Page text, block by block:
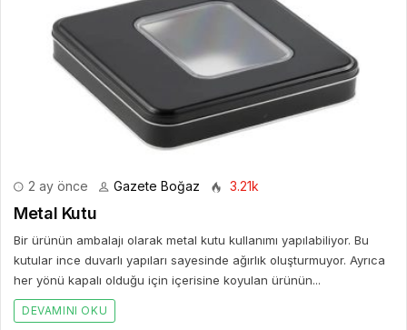
2 ay önce Gazete Boğaz 3.21k
Metal Kutu
Bir ürünün ambalajı olarak metal kutu kullanımı yapılabiliyor. Bu
kutular ince duvarlı yapıları sayesinde ağırlık oluşturmuyor. Ayrıca
her yönü kapalı olduğu için içerisine koyulan ürünün...
DEVAMINI OKU